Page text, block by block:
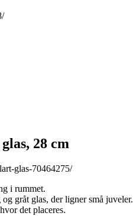
28 cm
glas-70464275/
i rummet.
gråt glas, der ligner små juveler.
det placeres.